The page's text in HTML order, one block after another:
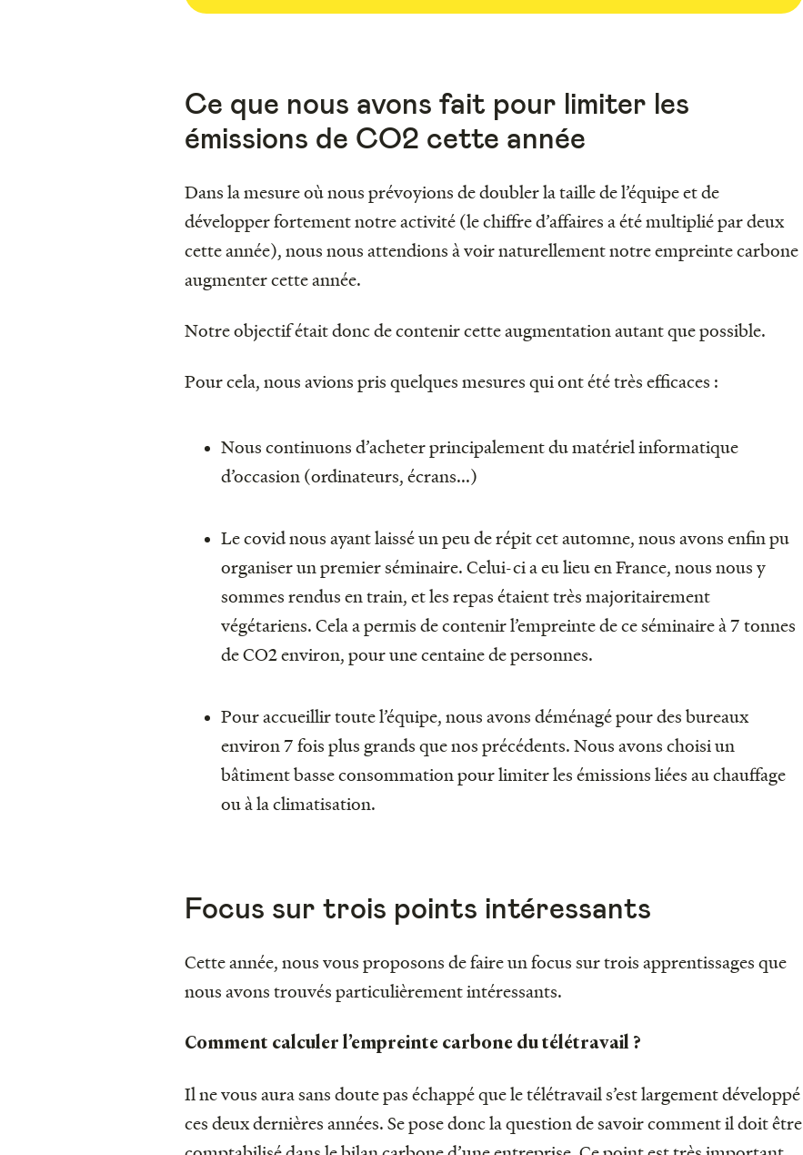
Ce que nous avons fait pour limiter les
émissions de CO2 cette année
Dans la mesure où nous prévoyions de doubler la taille de l’équipe et de
développer fortement notre activité (le chiffre d’affaires a été multiplié par deux
cette année), nous nous attendions à voir naturellement notre empreinte carbone
augmenter cette année.
Notre objectif était donc de contenir cette augmentation autant que possible.
Pour cela, nous avions pris quelques mesures qui ont été très efficaces :
Nous continuons d’acheter principalement du matériel informatique
d’occasion (ordinateurs, écrans...)
Le covid nous ayant laissé un peu de répit cet automne, nous avons enfin pu
organiser un premier séminaire. Celui-ci a eu lieu en France, nous nous y
sommes rendus en train, et les repas étaient très majoritairement
végétariens. Cela a permis de contenir l’empreinte de ce séminaire à 7 tonnes
de CO2 environ, pour une centaine de personnes.
Pour accueillir toute l’équipe, nous avons déménagé pour des bureaux
environ 7 fois plus grands que nos précédents. Nous avons choisi un
bâtiment basse consommation pour limiter les émissions liées au chauffage
ou à la climatisation.
Focus sur trois points intéressants
Cette année, nous vous proposons de faire un focus sur trois apprentissages que
nous avons trouvés particulièrement intéressants.
Comment calculer l’empreinte carbone du télétravail ?
Il ne vous aura sans doute pas échappé que le télétravail s’est largement développé
ces deux dernières années. Se pose donc la question de savoir comment il doit être